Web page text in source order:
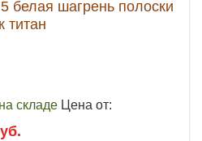
белая шагрень полоски
титан
складе Цена от: